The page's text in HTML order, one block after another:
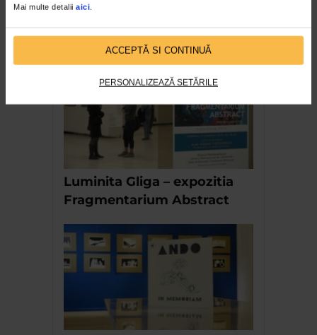
Mai multe detalii aici
ACCEPTĂ SI CONTINUĂ
PERSONALIZEAZĂ SETĂRILE
161 vizualizari
RECOMANDĂRI
Luminita Gliga – expozitia
Fragmentarium Abstract